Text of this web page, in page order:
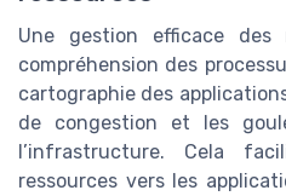
Une gestion efficace des
compréhension des
cartographie des
de congestion et les
l’infrastructure. Cela
ressources vers les